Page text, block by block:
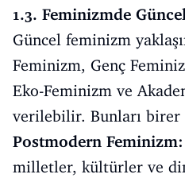
1.3. Feminizmde
Güncel feminizm
Feminizm, Genç
Eko-Feminizm ve
verilebilir. Bunları birer
Postmodern Feminizm:
milletler, kültürler ve